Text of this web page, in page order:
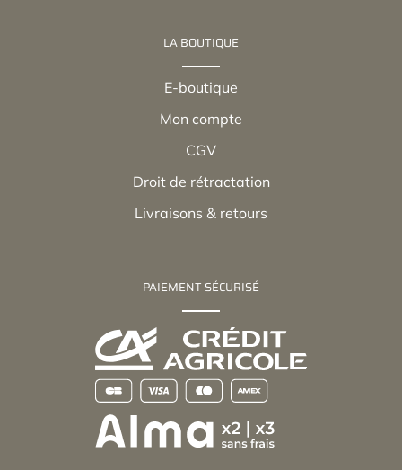
LA BOUTIQUE
E-boutique
Mon compte
CGV
Droit de rétractation
Livraisons & retours
PAIEMENT SÉCURISÉ